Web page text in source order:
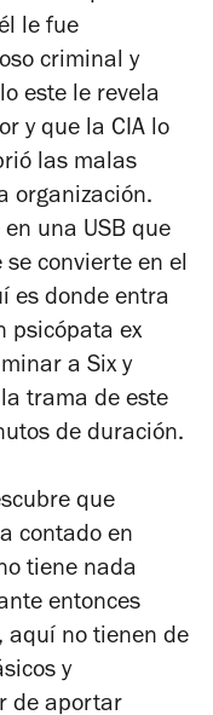
le fue
criminal y
este le revela
y que la CIA lo
las malas
organización.
una USB que
convierte en el
es donde entra
psicópata ex
a Six y
trama de este
de duración.
que
contado en
tiene nada
entonces
aquí no tienen de
y
de aportar